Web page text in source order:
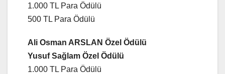
1.000 TL Para Ödülü
500 TL Para Ödülü
Ali Osman ARSLAN Özel Ödülü
Yusuf Sağlam Özel Ödülü
1.000 TL Para Ödülü